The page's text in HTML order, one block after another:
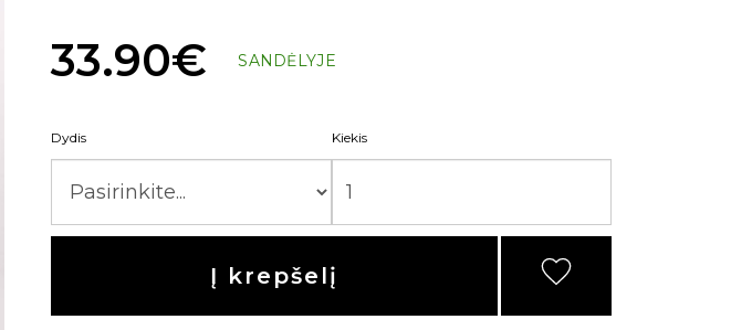
33.90€ SANDĖLYJE
Dydis Kiekis
Į krepšelį